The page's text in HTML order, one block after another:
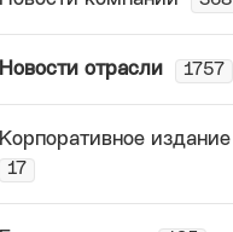
Новости отрасли 1757
Корпоративное издание
17